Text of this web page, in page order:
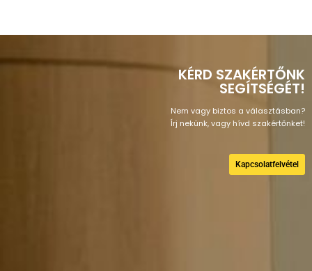
KÉRD SZAKÉRTŐNK
SEGÍTSÉGÉT!
Nem vagy biztos a választásban?
Írj nekünk, vagy hívd szakértőnket!
Kapcsolatfelvétel